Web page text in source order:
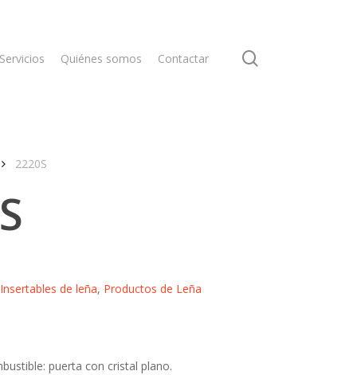
Servicios Quiénes somos Contactar
2220S
Insertables de leña, Productos de Leña
puerta con cristal plano.